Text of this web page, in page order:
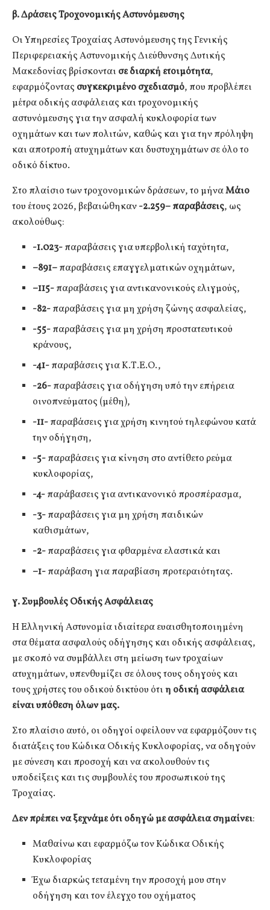
β. Δράσεις Τροχονομικής Αστυνόμευσης
Οι Υπηρεσίες Τροχαίας Αστυνόμευσης της Γενικής
Περιφερειακής Αστυνομικής Διεύθυνσης Δυτικής
Μακεδονίας βρίσκονται σε διαρκή ετοιμότητα,
εφαρμόζοντας συγκεκριμένο σχεδιασμό, που προβλέπει
μέτρα οδικής ασφάλειας και τροχονομικής
αστυνόμευσης για την ασφαλή κυκλοφορία των
οχημάτων και των πολιτών, καθώς και για την πρόληψη
και αποτροπή ατυχημάτων και δυστυχημάτων σε όλο το
οδικό δίκτυο.
Στο πλαίσιο των τροχονομικών δράσεων, το μήναΜάιο
του έτους 2026, βεβαιώθηκαν-2.259– παραβάσεις, ως
ακολούθως:
-1.023-παραβάσεις για υπερβολική ταχύτητα,
–891–παραβάσεις επαγγελματικών οχημάτων,
–115-παραβάσεις για αντικανονικούς ελιγμούς,
-82-παραβάσεις για μη χρήση ζώνης ασφαλείας,
-55-παραβάσεις για μη χρήση προστατευτικού
κράνους,
-41-παραβάσεις για Κ.Τ.Ε.Ο.,
-26-παραβάσεις για οδήγηση υπό την επήρεια
οινοπνεύματος (μέθη),
-11-παραβάσεις για χρήση κινητού τηλεφώνου κατά
την οδήγηση,
-5-παραβάσεις για κίνηση στο αντίθετο ρεύμα
κυκλοφορίας,
-4-παράβασεις για αντικανονικό προσπέρασμα,
-3-παραβάσεις για μη χρήση παιδικών
καθισμάτων,
-2-παραβάσεις για φθαρμένα ελαστικά και
–1-παράβαση για παραβίαση προτεραιότητας.
γ. Συμβουλές Οδικής Ασφάλειας
Η Ελληνική Αστυνομία ιδιαίτερα ευαισθητοποιημένη
στα θέματα ασφαλούς οδήγησης και οδικής ασφάλειας,
με σκοπό να συμβάλλει στη μείωση των τροχαίων
ατυχημάτων, υπενθυμίζει σε όλους τους οδηγούς και
τους χρήστες του οδικού δικτύου ότιη οδική ασφάλεια
είναι υπόθεση όλων μας.
Στο πλαίσιο αυτό, οι οδηγοί οφείλουν να εφαρμόζουν τις
διατάξεις του Κώδικα Οδικής Κυκλοφορίας, να οδηγούν
με σύνεση και προσοχή και να ακολουθούν τις
υποδείξεις και τις συμβουλές του προσωπικού της
Τροχαίας.
Δεν πρέπει να ξεχνάμε ότι οδηγώ με ασφάλεια σημαίνει:
Μαθαίνω και εφαρμόζω τον Κώδικα Οδικής
Κυκλοφορίας
Έχω διαρκώς τεταμένη την προσοχή μου στην
οδήγηση και τον έλεγχο του οχήματος